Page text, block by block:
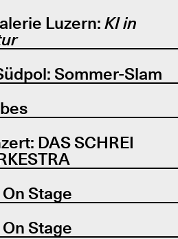
Luzern: KI in
Sommer-Slam
DAS SCHREI
Stage
Stage